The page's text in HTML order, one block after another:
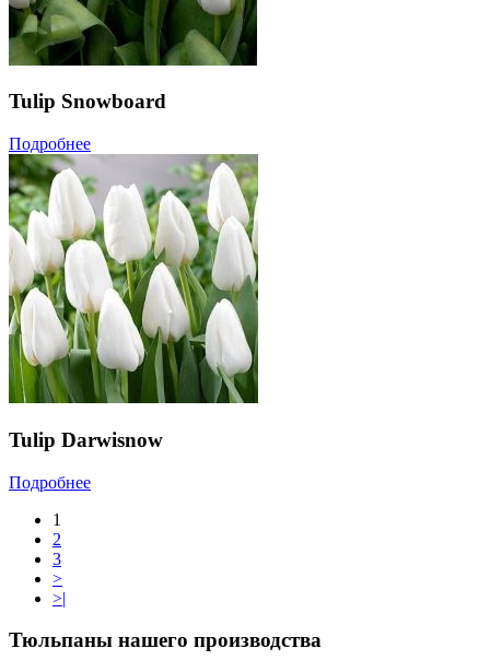
Tulip Snowboard
Подробнее
Tulip Darwisnow
Подробнее
1
2
3
>
>|
Тюльпаны нашего производства